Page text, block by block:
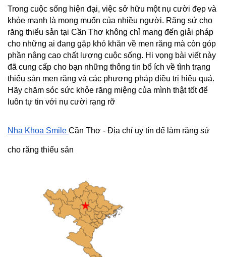
Trong cuộc sống hiện đại, việc sở hữu một nụ cười đẹp và
khỏe mạnh là mong muốn của nhiều người. Răng sứ cho
răng thiểu sản tại Cần Thơ không chỉ mang đến giải pháp
cho những ai đang gặp khó khăn về men răng mà còn góp
phần nâng cao chất lượng cuộc sống. Hi vọng bài viết này
đã cung cấp cho bạn những thông tin bổ ích về tình trạng
thiểu sản men răng và các phương pháp điều trị hiệu quả.
Hãy chăm sóc sức khỏe răng miệng của mình thật tốt để
luôn tự tin với nụ cười rạng rỡ
Nha Khoa Smile Cần Thơ - Địa chỉ uy tín để làm răng sứ
cho răng thiểu sản